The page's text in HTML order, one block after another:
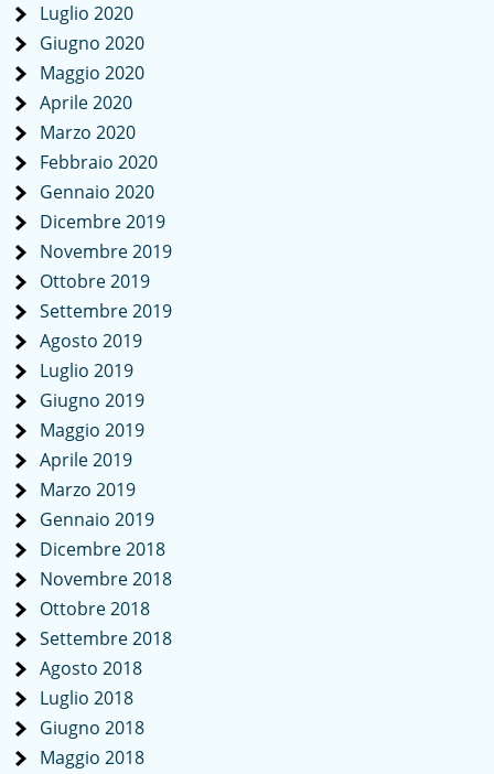
Luglio 2020
Giugno 2020
Maggio 2020
Aprile 2020
Marzo 2020
Febbraio 2020
Gennaio 2020
Dicembre 2019
Novembre 2019
Ottobre 2019
Settembre 2019
Agosto 2019
Luglio 2019
Giugno 2019
Maggio 2019
Aprile 2019
Marzo 2019
Gennaio 2019
Dicembre 2018
Novembre 2018
Ottobre 2018
Settembre 2018
Agosto 2018
Luglio 2018
Giugno 2018
Maggio 2018